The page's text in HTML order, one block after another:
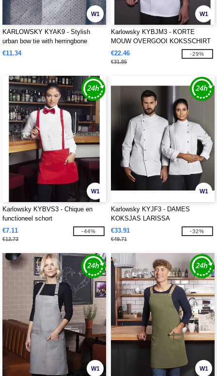
W1
KARLOWSKY KYAK9 - Stylish
urban bow tie with herringbone
pattern
€11.34
W1
Karlowsky KYBJM3 - KORTE
MOUW OVERGOOI KOKSSCHIRT
BASIC
€22.46
€31.85
-29%
W1
Karlowsky KYBVS3 - Chique en
functioneel schort
€7.11
€12.73
-44%
W1
Karlowsky KYJF3 - DAMES
KOKSJAS LARISSA
€33.91
€49.71
-32%
W1 W1